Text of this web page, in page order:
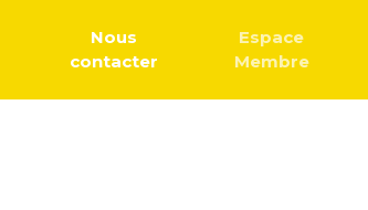
Nous
contacter
Espace
Membre